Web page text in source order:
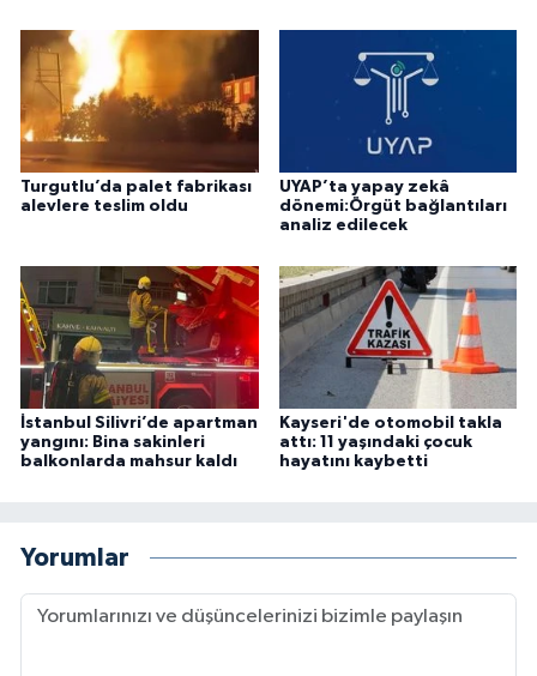
Turgutlu’da palet fabrikası
alevlere teslim oldu
UYAP’ta yapay zekâ
dönemi:Örgüt bağlantıları
analiz edilecek
İstanbul Silivri’de apartman
yangını: Bina sakinleri
balkonlarda mahsur kaldı
Kayseri'de otomobil takla
attı: 11 yaşındaki çocuk
hayatını kaybetti
Yorumlar